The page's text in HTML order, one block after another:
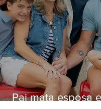
Pai mata esposa